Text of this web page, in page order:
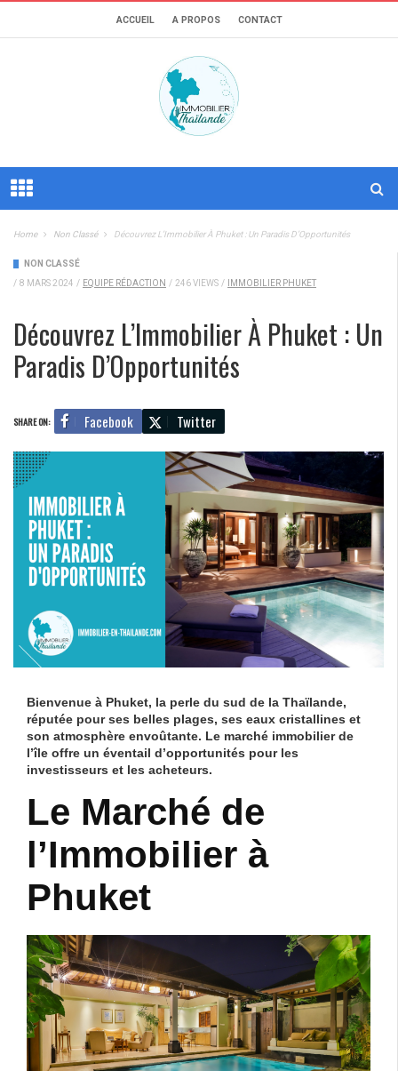
ACCUEIL A PROPOS CONTACT
Home Non Classé Découvrez L’Immobilier À Phuket : Un Paradis D’Opportunités
NON CLASSÉ
/ 8 MARS 2024 / EQUIPE RÉDACTION / 246 VIEWS / IMMOBILIER PHUKET
Découvrez L’Immobilier À Phuket : Un
Paradis D’Opportunités
SHARE ON: Facebook Twitter
Bienvenue à Phuket, la perle du sud de la Thaïlande,
réputée pour ses belles plages, ses eaux cristallines et
son atmosphère envoûtante. Le marché immobilier de
l’île offre un éventail d’opportunités pour les
investisseurs et les acheteurs.
Le Marché de
l’Immobilier à
Phuket